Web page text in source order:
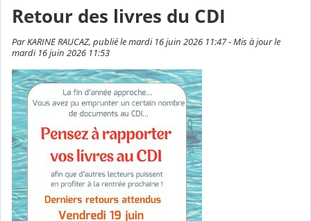
Retour des livres du CDI
Par KARINE RAUCAZ, publié le mardi 16 juin 2026 11:47 - Mis à jour le
mardi 16 juin 2026 11:53